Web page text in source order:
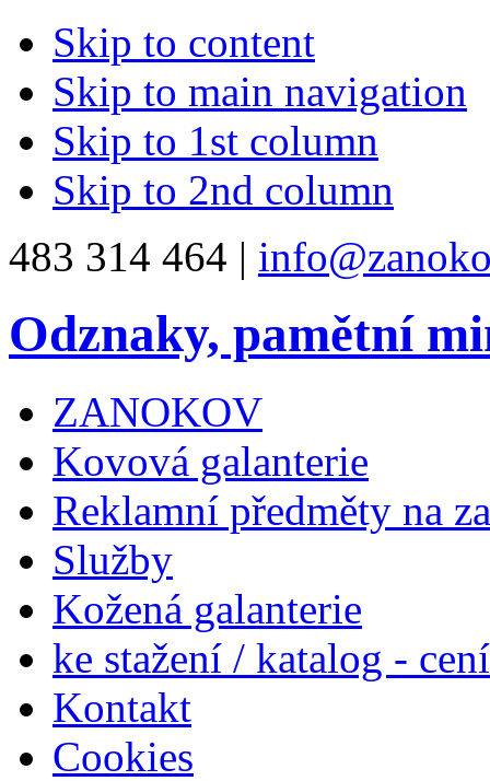
Skip to content
Skip to main navigation
Skip to 1st column
Skip to 2nd column
483 314 464 |
Odznaky, pamětní
ZANOKOV
Kovová galanterie
Reklamní předměty na
Služby
Kožená galanterie
ke stažení / katalog -
Kontakt
Cookies